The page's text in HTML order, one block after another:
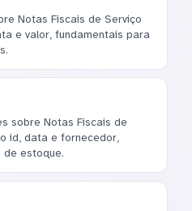
Notas Fiscais de Serviço
e valor, fundamentais para
sobre Notas Fiscais de
id, data e fornecedor,
estoque.